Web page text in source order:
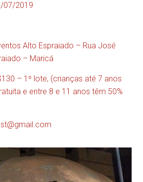
07/2019
Alto Espraiado – Rua José
– Maricá
– 1º lote, (crianças até 7 anos
e entre 8 e 11 anos têm 50%